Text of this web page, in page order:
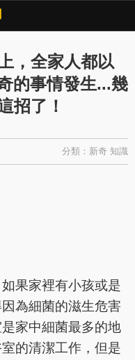
，全家人都以
的事情發生...幾
招了！
分類： 新奇 知識
果家裡有小孩或是
為細菌的滋生危害
家中細菌最多的地
的清潔工作，但是